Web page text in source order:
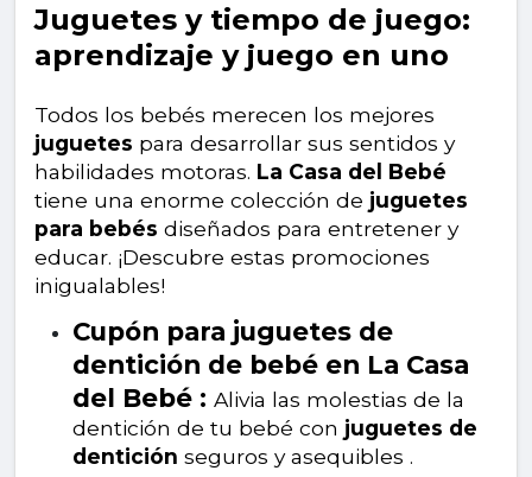
Juguetes y tiempo de juego:
aprendizaje y juego en uno
Todos los bebés merecen los mejores
juguetes para desarrollar sus sentidos y
habilidades motoras. La Casa del Bebé
tiene una enorme colección de juguetes
para bebés diseñados para entretener y
educar. ¡Descubre estas promociones
inigualables!
Cupón para juguetes de
dentición de bebé en La Casa
del Bebé : Alivia las molestias de la
dentición de tu bebé con juguetes de
dentición seguros y asequibles .